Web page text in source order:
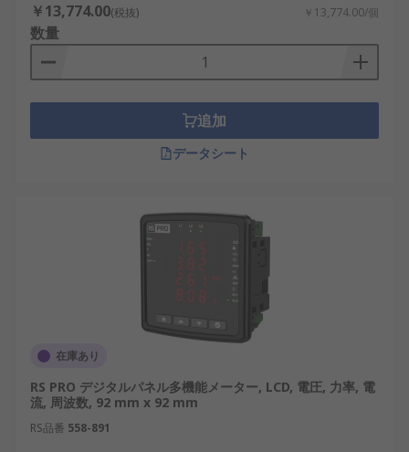
￥13,774.00(税抜) ￥13,774.00/個
数量
追加
データシート
在庫あり
RS PRO デジタルパネル多機能メーター, LCD, 電圧, 力率, 電
流, 周波数, 92 mm x 92 mm
RS品番 558-891